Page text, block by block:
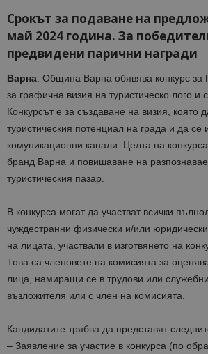
Срокът за подаване на
май 2024 година. За
предвидени парични награди
Варна. Община Варна обявява конкурс за
за графична визия на туристическо лого и
Конкурсът е за създаване на визия, която
туристическия потенциал на града и да се
комуникационни канали. Целта на
бранд Варна и повишаване на
туристическия пазар.
В конкурса могат да участват всички
чуждестранни физически и/или
на лицата, участвали в изготвянето на
Това са членовете на комисията за
лица, намиращи се в трудови или
възложителя или с член на комисията.
Кандидатите трябва да представят
– Заявление за участие в конкурса (по